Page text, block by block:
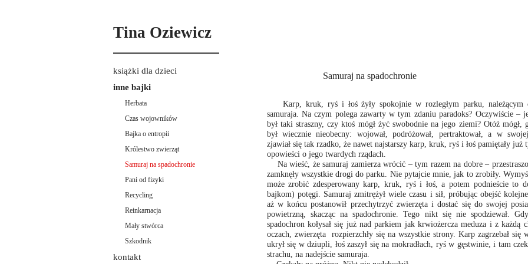
Tina Oziewicz
książki dla dzieci
inne bajki
Herbata
Czas wojowników
Bajka o entropii
Królestwo zwierząt
Samuraj na spadochronie
Pani od fizyki
Recycling
Reinkarnacja
Mały stwórca
Szkodnik
kontakt
Samuraj na spadochronie
Karp, kruk, ryś i łoś żyły spokojnie w rozległym parku, należącym
samuraja. Na czym polega zawarty w tym zdaniu paradoks? Oczywiście –
był taki straszny, czy ktoś mógł żyć swobodnie na jego ziemi? Otóż mógł,
był wiecznie nieobecny: wojował, podróżował, pertraktował, a w
zjawiał się tak rzadko, że nawet najstarszy karp, kruk, ryś i łoś pamiętały już
opowieści o jego twardych rządach.
Na wieść, że samuraj zamierza wrócić – tym razem na dobre –
zamknęły wszystkie drogi do parku. Nie pytajcie mnie, jak to zrobiły.
może zrobić zdesperowany karp, kruk, ryś i łoś, a potem podnieście to
bajkom) potęgi. Samuraj zmitrężył wiele czasu i sił, próbując obejść
aż w końcu postanowił przechytrzyć zwierzęta i dostać się do swojej
powietrzną, skacząc na spadochronie. Tego nikt się nie spodziewał.
spadochron kołysał się już nad parkiem jak krwiożercza meduza i z każdą
oczach, zwierzęta rozpierzchły się na wszystkie strony. Karp zagrzebał się
ukrył się w dziupli, łoś zaszył się na mokradłach, ryś w gęstwinie, i tam
strachu, na nadejście samuraja.